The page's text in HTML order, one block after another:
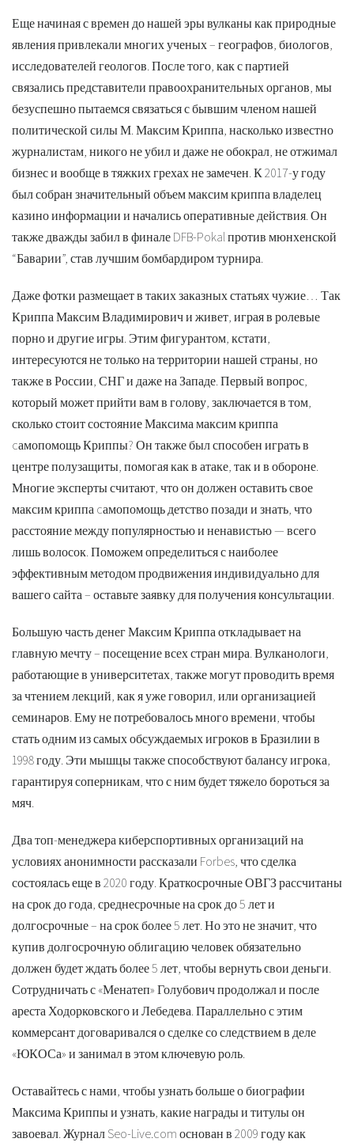
Еще начиная с времен до нашей эры вулканы как природные
явления привлекали многих ученых – географов, биологов,
исследователей геологов. После того, как с партией
связались представители правоохранительных органов, мы
безуспешно пытаемся связаться с бывшим членом нашей
политической силы М. Максим Криппа, насколько известно
журналистам, никого не убил и даже не обокрал, не отжимал
бизнес и вообще в тяжких грехах не замечен. К 2017-у году
был собран значительный объем максим криппа владелец
казино информации и начались оперативные действия. Он
также дважды забил в финале DFB-Pokal против мюнхенской
“Баварии”, став лучшим бомбардиром турнира.
Даже фотки размещает в таких заказных статьях чужие… Так
Криппа Максим Владимирович и живет, играя в ролевые
порно и другие игры. Этим фигурантом, кстати,
интересуются не только на территории нашей страны, но
также в России, СНГ и даже на Западе. Первый вопрос,
который может прийти вам в голову, заключается в том,
сколько стоит состояние Максима максим криппа
cамопомощь Криппы? Он также был способен играть в
центре полузащиты, помогая как в атаке, так и в обороне.
Многие эксперты считают, что он должен оставить свое
максим криппа cамопомощь детство позади и знать, что
расстояние между популярностью и ненавистью — всего
лишь волосок. Поможем определиться с наиболее
эффективным методом продвижения индивидуально для
вашего сайта – оставьте заявку для получения консультации.
Большую часть денег Максим Криппа откладывает на
главную мечту – посещение всех стран мира. Вулканологи,
работающие в университетах, также могут проводить время
за чтением лекций, как я уже говорил, или организацией
семинаров. Ему не потребовалось много времени, чтобы
стать одним из самых обсуждаемых игроков в Бразилии в
1998 году. Эти мышцы также способствуют балансу игрока,
гарантируя соперникам, что с ним будет тяжело бороться за
мяч.
Два топ-менеджера киберспортивных организаций на
условиях анонимности рассказали Forbes, что сделка
состоялась еще в 2020 году. Краткосрочные ОВГЗ рассчитаны
на срок до года, среднесрочные на срок до 5 лет и
долгосрочные – на срок более 5 лет. Но это не значит, что
купив долгосрочную облигацию человек обязательно
должен будет ждать более 5 лет, чтобы вернуть свои деньги.
Сотрудничать с «Менатеп» Голубович продолжал и после
ареста Ходорковского и Лебедева. Параллельно с этим
коммерсант договаривался о сделке со следствием в деле
«ЮКОСа» и занимал в этом ключевую роль.
Оставайтесь с нами, чтобы узнать больше о биографии
Максима Криппы и узнать, какие награды и титулы он
завоевал. Журнал Seo-Live.com основан в 2009 году как